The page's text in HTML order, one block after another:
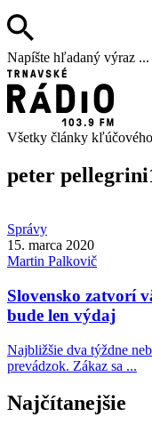
Napíšte hľadaný výraz ...
Všetky články
peter pellegrini
Správy
15. marca 2020
Martin Palkovič
Slovensko zatvorí
bude len výdaj
Najbližšie dva týždne
prevádzok. Zákaz sa ...
Najčítanejšie